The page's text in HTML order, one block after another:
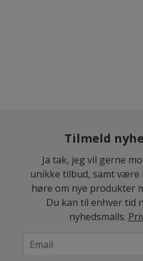
Tilmeld
Ja tak, jeg vil gerne
unikke tilbud, samt
høre om nye produkter
Du kan til enhver tid
nyhedsmails.